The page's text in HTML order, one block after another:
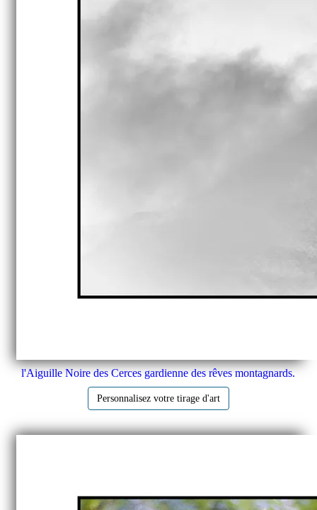
l'Aiguille Noire des Cerces gardienne des rêves montagnards.
Personnalisez votre tirage d'art